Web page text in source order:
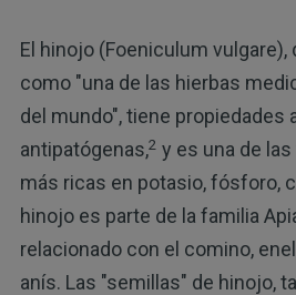
El hinojo (Foeniculum
como "una de las hierbas
del mundo", tiene propiedades
antipatógenas,2 y es una de
más ricas en potasio, fósforo,
hinojo es parte de la familia
relacionado con el comino,
anís. Las "semillas" de hinojo,